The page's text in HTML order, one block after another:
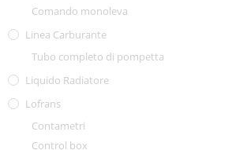
Comando monoleva
Linea Carburante
Tubo completo di pompetta
Liquido Radiatore
Lofrans
Contametri
Control box